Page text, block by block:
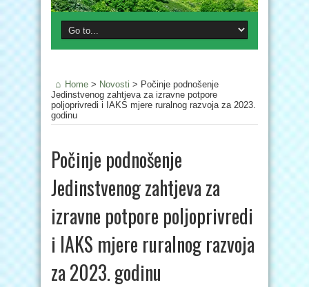
Home > Novosti > Počinje podnošenje
Jedinstvenog zahtjeva za izravne potpore
poljoprivredi i IAKS mjere ruralnog razvoja za 2023.
godinu
Počinje podnošenje
Jedinstvenog zahtjeva za
izravne potpore poljoprivredi
i IAKS mjere ruralnog razvoja
za 2023. godinu